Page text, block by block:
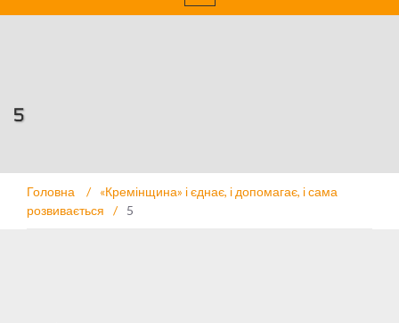
5
Головна /
«Кремінщина» і єднає, і допомагає, і сама
розвивається
/ 5